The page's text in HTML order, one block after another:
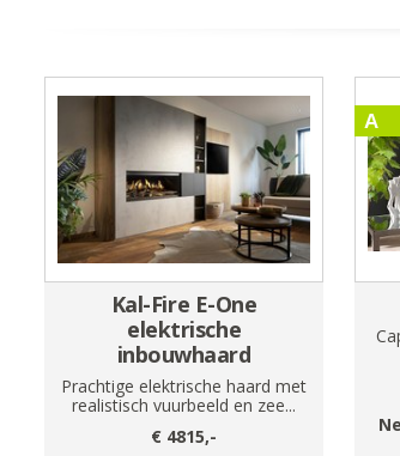
Kal-Fire E-One
elektrische
inbouwhaard
Prachtige elektrische haard met
realistisch vuurbeeld en zee...
€ 4815,-